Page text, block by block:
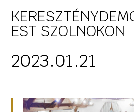
EST SZOLNOKON
2023.01.21